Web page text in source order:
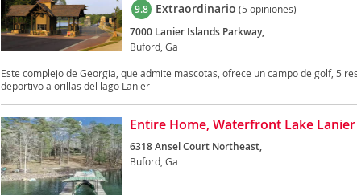
9.8 Extraordinario (5 opiniones)
7000 Lanier Islands Parkway,
Buford, Ga
Este complejo de Georgia, que admite mascotas, ofrece un campo de golf, 5
deportivo a orillas del lago Lanier
Entire Home, Waterfront Lake
6318 Ansel Court Northeast,
Buford, Ga